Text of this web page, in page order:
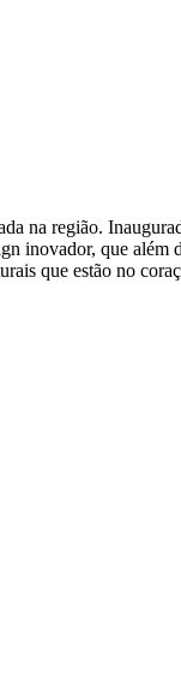
na região.
inovador, que além
que estão no